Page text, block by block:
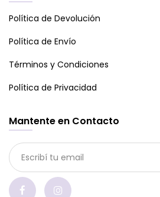
Política de Devolución
Política de Envío
Términos y Condiciones
Política de Privacidad
Mantente en Contacto